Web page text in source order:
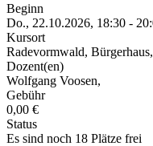
Beginn
Do., 22.10.2026, 18:30 -
Kursort
Radevormwald,
Dozent(en)
Wolfgang Voosen,
Gebühr
0,00 €
Status
Es sind noch 18 Plätze frei